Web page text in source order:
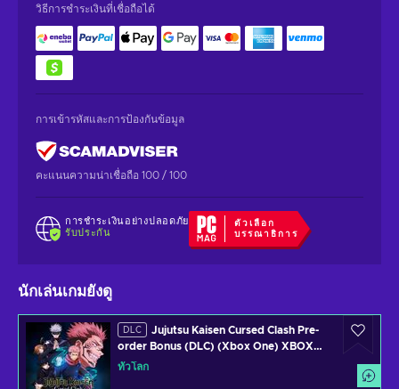
วิธีการชำระเงินที่เชื่อถือได้
การเข้ารหัสและการป้องกันข้อมูล
คะแนนความน่าเชื่อถือ 100 / 100
การชำระเงินอย่างปลอดภัย
รับประกัน
ตัวเลือก
บรรณาธิการ
นักเล่นเกมยังดู
DLC
Jujutsu Kaisen Cursed Clash Pre-
order Bonus (DLC) (Xbox One) XBOX
LIVE Key GLOBAL
ทั่วโลก